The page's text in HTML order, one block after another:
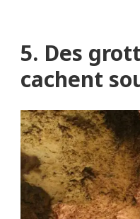
5. Des
cachent